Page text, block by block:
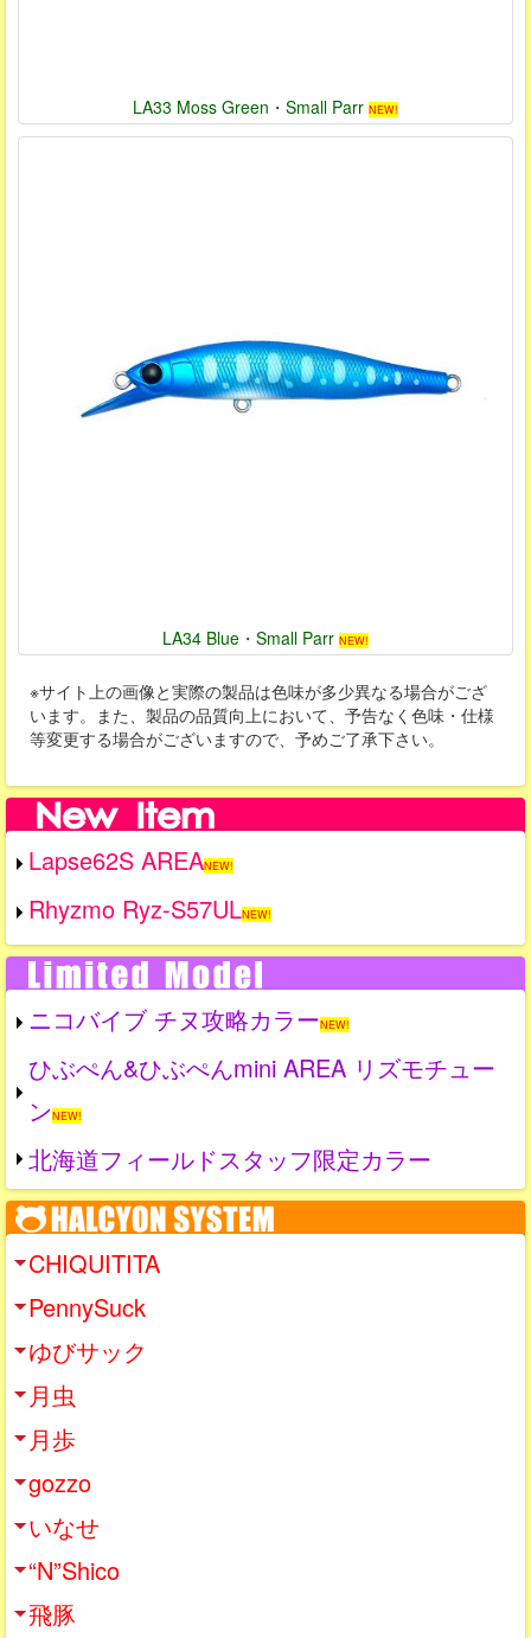
LA33 Moss Green・Small Parr NEW!
LA34 Blue・Small Parr NEW!
※サイト上の画像と実際の製品は色味が多少異なる場合がござ
います。また、製品の品質向上において、予告なく色味・仕様
等変更する場合がございますので、予めご了承下さい。
Lapse62S AREANEW!
Rhyzmo Ryz-S57ULNEW!
ニコバイブ チヌ攻略カラーNEW!
ひぶぺん&ひぶぺんmini AREA リズモチュー
ンNEW!
北海道フィールドスタッフ限定カラー
CHIQUITITA
PennySuck
ゆびサック
月虫
月歩
gozzo
いなせ
“N”Shico
飛豚